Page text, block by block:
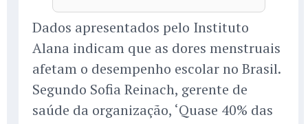
Dados apresentados pelo Instituto
Alana indicam que as dores menstruais
afetam o desempenho escolar no Brasil.
Segundo Sofia Reinach, gerente de
saúde da organização, ‘Quase 40% das